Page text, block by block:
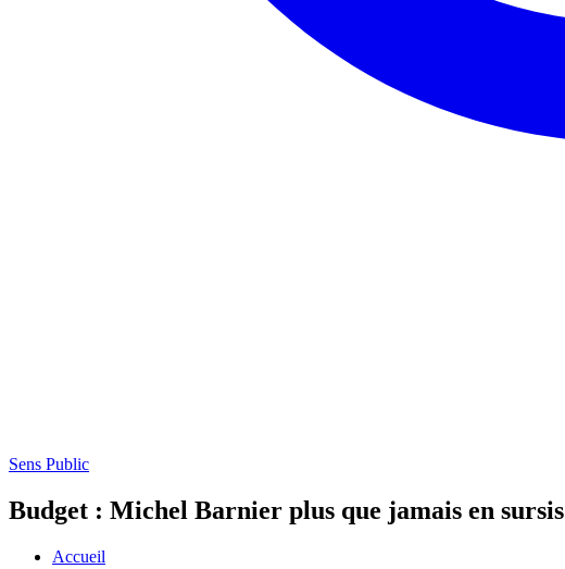
Sens Public
Budget : Michel Barnier plus que jamais en sursis
Accueil